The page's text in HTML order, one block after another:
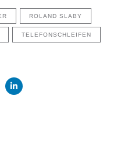
ROLAND SLABY
TELEFONSCHLEIFEN